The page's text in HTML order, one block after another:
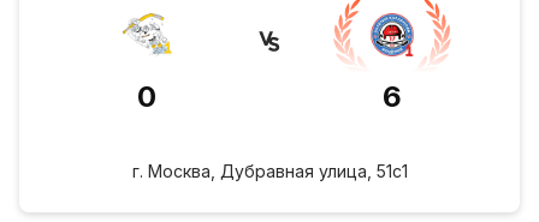
0 6
г. Москва, Дубравная улица, 51с1